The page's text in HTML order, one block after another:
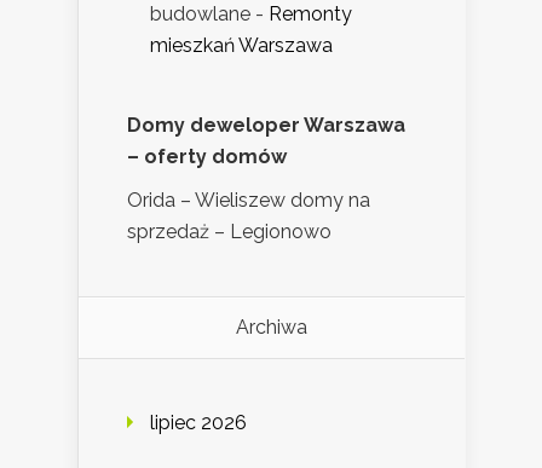
budowlane - Remonty
mieszkań Warszawa
Domy deweloper Warszawa
– oferty domów
Orida – Wieliszew domy na
sprzedaż – Legionowo
Archiwa
lipiec 2026